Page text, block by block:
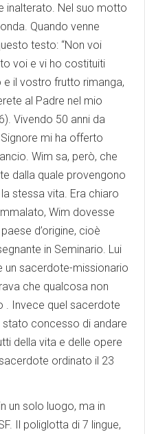
inalterato. Nel suo motto
Quando venne
testo: “Non voi
voi e vi ho costituiti
il vostro frutto rimanga,
al Padre nel mio
Vivendo 50 anni da
Signore mi ha offerto
Wim sa, però, che
dalla quale provengono
stessa vita. Era chiaro
Wim dovesse
d’origine, cioè
in Seminario. Lui
un sacerdote-missionario
che qualcosa non
. Invece quel sacerdote
stato concesso di andare
della vita e delle opere
ordinato il 23
un solo luogo, ma in
Il poliglotta di 7 lingue,